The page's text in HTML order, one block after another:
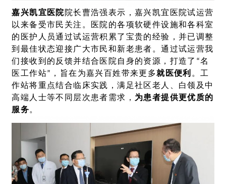
嘉兴凯宜医院院长曹浩强表示，嘉兴凯宜医院试运营
以来备受市民关注。医院的各项软硬件设施和各科室
的医护人员通过试运营积累了宝贵的经验，并已调整
到最佳状态迎接广大市民和新老患者。通过试运营我
们接收到的反馈并结合医院自身的资源，打造了“名
医工作站”，旨在为嘉兴百姓带来更多就医便利 。工
作站将重点结合临床实践，满足社区老人、白领及中
高端人士等不同层次患者需求， 为患者提供更优质的
服务。